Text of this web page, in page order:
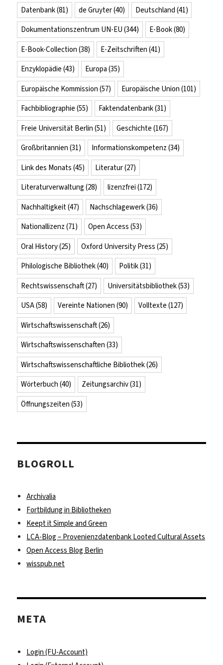
Datenbank(81) de Gruyter(40) Deutschland (41)
Dokumentationszentrum UN-EU (344) E-Book(80)
E-Book-Collection (38) E-Zeitschriften (41)
Enzyklopädie (43) Europa (35)
Europäische Kommission (57) Europäische Union (101)
Fachbibliographie (55) Faktendatenbank(31)
Freie Universität Berlin (51) Geschichte (167)
Großbritannien (31) Informationskompetenz (34)
Link des Monats (45) Literatur(27)
Literaturverwaltung (28) lizenzfrei (172)
Nachhaltigkeit(47) Nachschlagewerk(36)
Nationallizenz (71) Open Access (53)
Oral History(25) Oxford University Press (25)
Philologische Bibliothek(40) Politik(31)
Rechtswissenschaft(27) Universitätsbibliothek(53)
USA(58) Vereinte Nationen (90) Volltexte (127)
Wirtschaftswissenschaft(26)
Wirtschaftswissenschaften (33)
Wirtschaftswissenschaftliche Bibliothek(26)
Wörterbuch (40) Zeitungsarchiv(31)
Öffnungszeiten (53)
BLOGROLL
Archivalia
Fortbildung in Bibliotheken
Keept it Simple and Green
LCA-Blog – Provenienzdatenbank Looted Cultural Assets
Open Access Blog Berlin
wisspub.net
META
Login (FU-Account)